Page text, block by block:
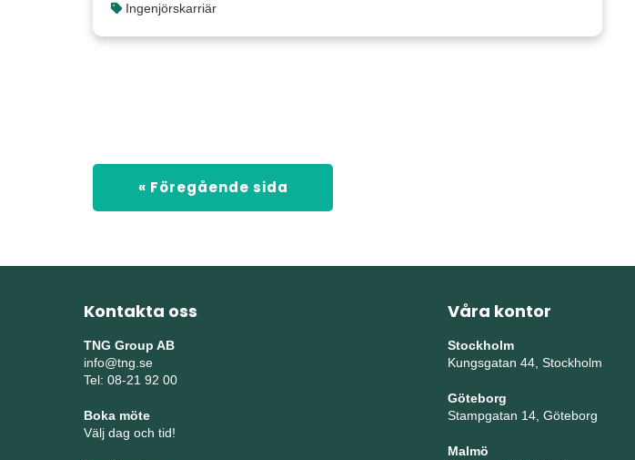
Ingenjörskarriär
« Föregående sida
Kontakta oss
TNG Group AB
info@tng.se
Tel: 08-21 92 00
Boka möte
Välj dag och tid!
Våra kontor
Stockholm
Kungsgatan 44, Stockholm
Göteborg
Stampgatan 14, Göteborg
Malmö